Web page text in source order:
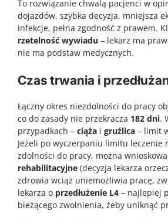
To rozwiązanie chwalą pacjenci w
dojazdów, szybka decyzja, mniejsza
infekcje, pełna zgodność z prawem.
rzetelność wywiadu – lekarz ma
nie ma podstaw medycznych.
Czas trwania i
Łączny okres niezdolności do pracy
co do zasady nie przekracza 182 dni.
przypadkach – ciąża i gruźlica – limit
Jeżeli po wyczerpaniu limitu leczenie
zdolności do pracy, można
rehabilitacyjne (decyzja lekarza
zdrowia wciąż uniemożliwia pracę,
lekarza o przedłużenie L4 – najlepiej
bieżącego zwolnienia, żeby uniknąć